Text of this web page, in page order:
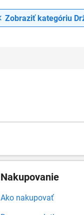
Zobraziť kategóriu
Nakupovanie
Ako nakupovať